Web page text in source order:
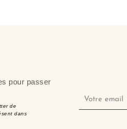
pour passer
de
dans